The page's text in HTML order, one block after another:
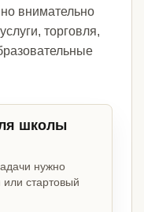
внимательно
торговля,
школы
нужно
стартовый